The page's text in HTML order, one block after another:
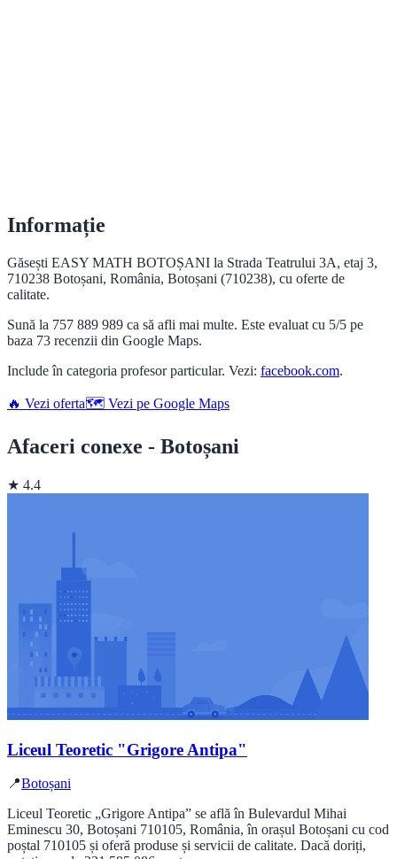
Informație
Găsești EASY MATH BOTOȘANI la Strada Teatrului 3A, etaj 3,
710238 Botoșani, România, Botoșani (710238), cu oferte de
calitate.
Sună la 757 889 989 ca să afli mai multe. Este evaluat cu 5/5 pe
baza 73 recenzii din Google Maps.
Include în categoria profesor particular. Vezi: facebook.com.
🔥 Vezi oferta🗺️ Vezi pe Google Maps
Afaceri conexe - Botoșani
★ 4.4
Liceul Teoretic "Grigore Antipa"
📍Botoșani
Liceul Teoretic „Grigore Antipa” se află în Bulevardul Mihai
Eminescu 30, Botoșani 710105, România, în orașul Botoșani cu cod
poștal 710105 și oferă produse și servicii de calitate. Dacă doriți,